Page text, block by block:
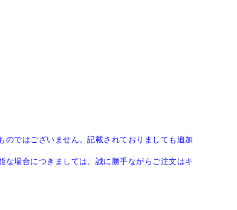
ではございません。記載されておりましても追加
場合につきましては、誠に勝手ながらご注文はキ